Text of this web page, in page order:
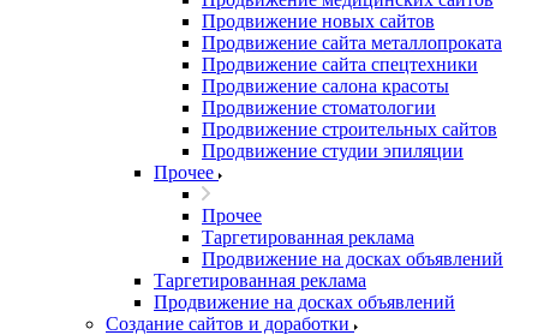
Продвижение новых сайтов
Продвижение сайта металлопроката
Продвижение сайта спецтехники
Продвижение салона красоты
Продвижение стоматологии
Продвижение строительных сайтов
Продвижение студии эпиляции
Прочее
Прочее
Таргетированная реклама
Продвижение на досках объявлений
Таргетированная реклама
Продвижение на досках объявлений
Создание сайтов и доработки